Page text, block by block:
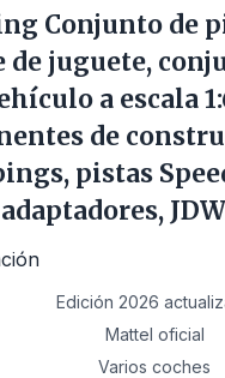
Conjunto de
de juguete,
a escala
de
pistas
adaptadores,
Edición 2026
Mattel oficial
Varios coches